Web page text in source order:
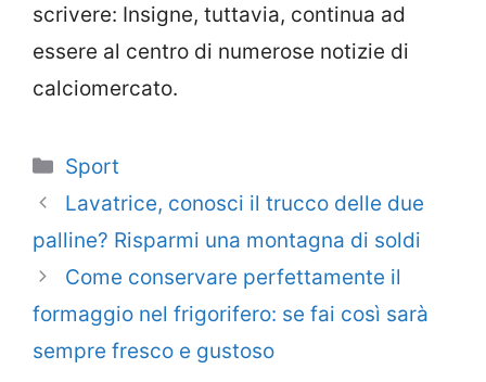
scrivere: Insigne, tuttavia, continua ad
essere al centro di numerose notizie di
calciomercato.
Categorie
Sport
Lavatrice, conosci il trucco delle due
palline? Risparmi una montagna di soldi
Come conservare perfettamente il
formaggio nel frigorifero: se fai così sarà
sempre fresco e gustoso